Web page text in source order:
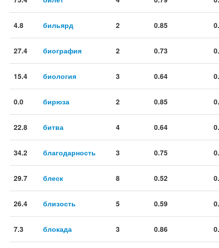
4.8 бильярд 2 0.85
27.4 биография 2 0.73
15.4 биология 3 0.64
0.0 бирюза 2 0.85
22.8 битва 4 0.64
34.2 благодарность 3 0.75
29.7 блеск 8 0.52
26.4 близость 5 0.59
7.3 блокада 3 0.86